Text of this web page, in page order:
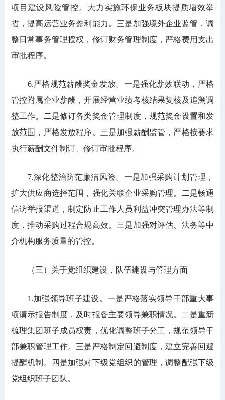
项目建设风险管控。大力实施环保业务板块提质增效举
措，提高运营业务盈利能力。三是加强境外企业监管，调
整日常事务管理授权，修订财务管理制度，严格费用支出
审批程序。
6.严格规范薪酬奖金发放。一是强化薪效联动，严格
管控附属企业薪酬，开展经营业绩考核结果复核及追溯调
整工作。二是修订各类奖金管理制度，规范奖金设置和发
放范围，严格发放程序。三是加强薪酬监管，严格按要求
执行薪酬文件制订、修订审批程序。
7.深化整治防范廉洁风险。一是加强采购计划管理，
扩大供应商选择范围，强化关联企业采购管理。二是畅通
信访举报渠道，制定防止工作人员利益冲突管理办法等制
度，推动采购过程合规高效。三是加强对评估、法务等中
介机构服务质量的管控。
（三）关于党组织建设，队伍建设与管理方面
1.加强领导班子建设。一是严格落实领导干部重大事
项请示报告制度，及时报备主要领导兼职情况。二是重新
梳理集团班子成员权责，优化调整班子分工，规范领导干
部兼职管理工作。三是严格制定回避制度，建立完善回避
提醒机制。四是加强对下级党组织的管理，调整配强下级
党组织班子团队。